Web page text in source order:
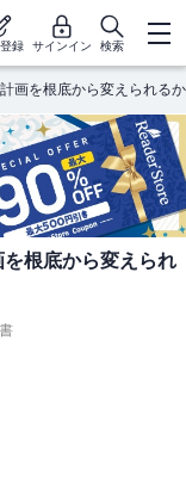
録 サインイン 検索
画を根底から変えられるか
根底から変えられ